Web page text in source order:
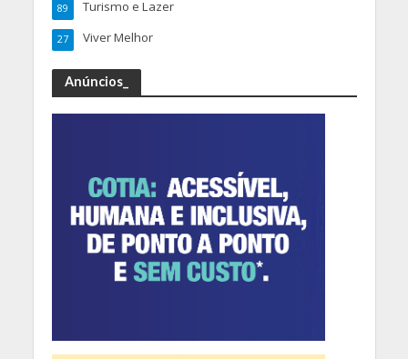
Turismo e Lazer
89
Viver Melhor
27
Anúncios_